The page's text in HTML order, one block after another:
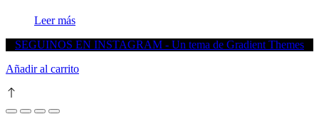
Leer más
SEGUINOS EN INSTAGRAM - Un tema de Gradient Themes
Añadir al carrito